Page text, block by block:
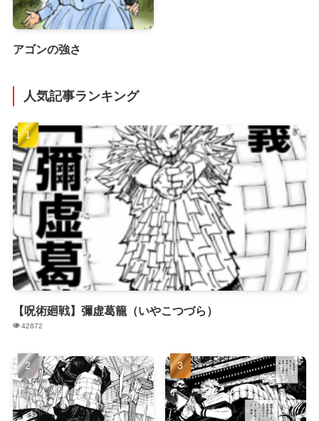
アゴンの強さ
人気記事ランキング
【呪術廻戦】彌虚葛籠（いやこつづら）
42872